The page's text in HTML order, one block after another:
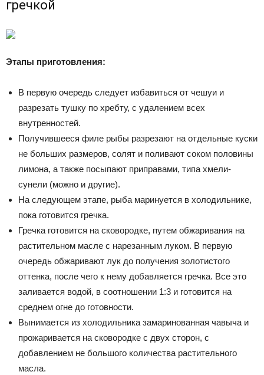
гречкой
Этапы приготовления:
В первую очередь следует избавиться от чешуи и
разрезать тушку по хребту, с удалением всех
внутренностей.
Получившееся филе рыбы разрезают на отдельные куски
не больших размеров, солят и поливают соком половины
лимона, а также посыпают приправами, типа хмели-
сунели (можно и другие).
На следующем этапе, рыба маринуется в холодильнике,
пока готовится гречка.
Гречка готовится на сковородке, путем обжаривания на
растительном масле с нарезанным луком. В первую
очередь обжаривают лук до получения золотистого
оттенка, после чего к нему добавляется гречка. Все это
заливается водой, в соотношении 1:3 и готовится на
среднем огне до готовности.
Вынимается из холодильника замаринованная чавыча и
прожаривается на сковородке с двух сторон, с
добавлением не большого количества растительного
масла.